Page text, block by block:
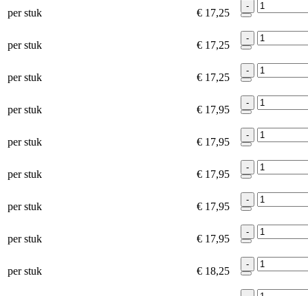
per stuk € 17,25
-
per stuk € 17,25
-
per stuk € 17,25
-
per stuk € 17,95
-
per stuk € 17,95
-
per stuk € 17,95
-
per stuk € 17,95
-
per stuk € 17,95
-
per stuk € 18,25
-